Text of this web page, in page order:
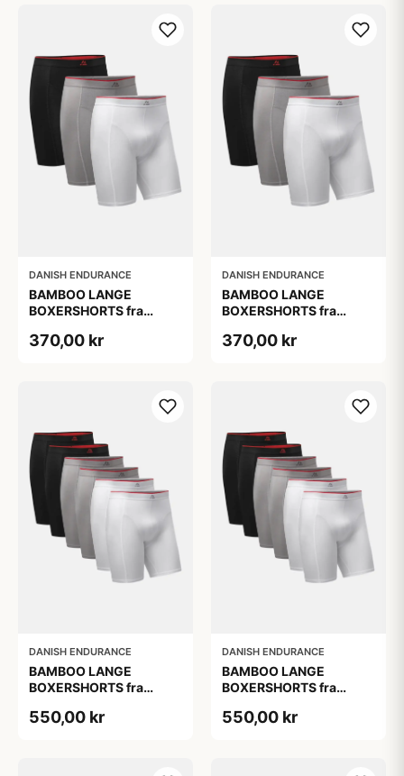
DANISH ENDURANCE
BAMBOO LANGE
BOXERSHORTS fra
Sort/Rød | Grå | Hvid 3-
370,00 kr
DANISH ENDURANCE
BAMBOO LANGE
BOXERSHORTS fra
Sort/Rød | Grå | Hvid 3-
370,00 kr
DANISH ENDURANCE
BAMBOO LANGE
BOXERSHORTS fra
Sort/Rød | Grå | Hvid 6-
550,00 kr
DANISH ENDURANCE
BAMBOO LANGE
BOXERSHORTS fra
Sort/Rød | Grå | Hvid 6-
550,00 kr